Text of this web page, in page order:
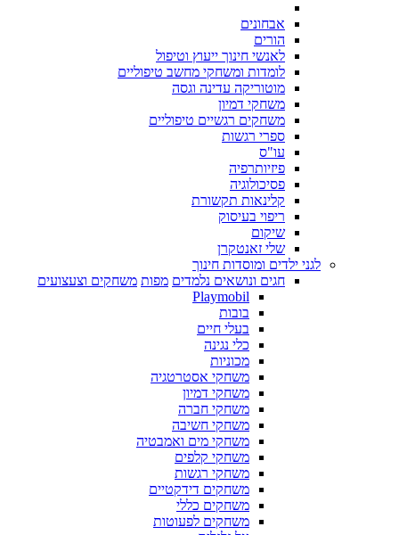
אבחונים
הורים
לאנשי חינוך ייעוץ וטיפול
לומדות ומשחקי מחשב טיפוליים
מוטוריקה עדינה וגסה
משחקי דמיון
משחקים רגשיים טיפוליים
ספרי רגשות
עו"ס
פיזיותרפיה
פסיכולוגיה
קלינאות תקשורת
ריפוי בעיסוק
שיקום
שלי זאנטקרן
לגני ילדים ומוסדות חינוך
חגים ונושאים נלמדים מפות משחקים וצעצועים
Playmobil
בובות
בעלי חיים
כלי נגינה
מכוניות
משחקי אסטרטגיה
משחקי דמיון
משחקי חברה
משחקי חשיבה
משחקי מים ואמבטיה
משחקי קלפים
משחקי רגשות
משחקים דידקטיים
משחקים כללי
משחקים לפעוטות